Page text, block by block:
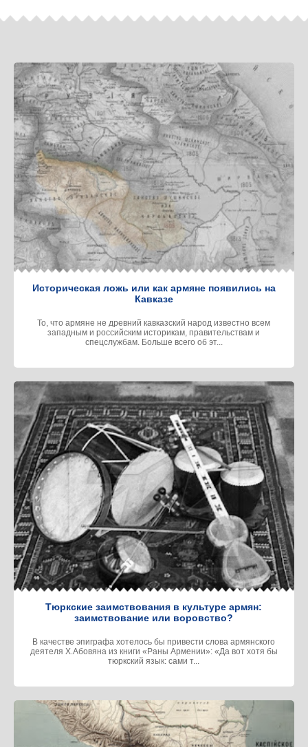
Историческая ложь или как армяне появились на
Кавказе
То, что армяне не древний кавказский народ известно всем
западным и российским историкам, правительствам и
спецслужбам. Больше всего об эт...
Тюркские заимствования в культуре армян:
заимствование или воровство?
В качестве эпиграфа хотелось бы привести слова армянского
деятеля Х.Абовяна из книги «Раны Армении»: «Да вот хотя бы
тюркский язык: сами т...